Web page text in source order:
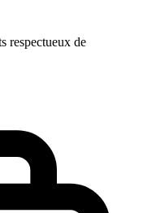
respectueux de